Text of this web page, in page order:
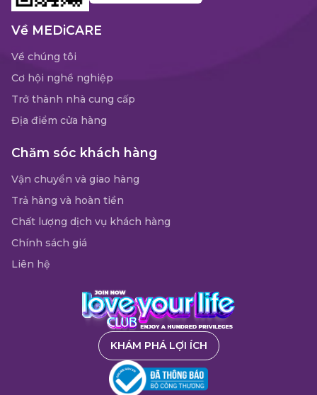
Về MEDiCARE
Về chúng tôi
Cơ hội nghề nghiệp
Trở thành nhà cung cấp
Địa điểm cửa hàng
Chăm sóc khách hàng
Vận chuyển và giao hàng
Trả hàng và hoàn tiền
Chất lượng dịch vụ khách hàng
Chính sách giá
Liên hệ
KHÁM PHÁ LỢI ÍCH